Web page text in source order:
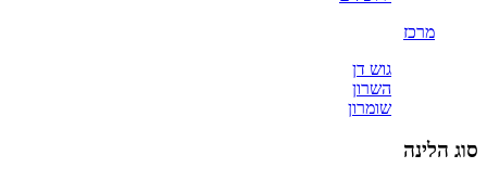
מרכז
גוש דן
השרון
שומרון
סוג הלינה